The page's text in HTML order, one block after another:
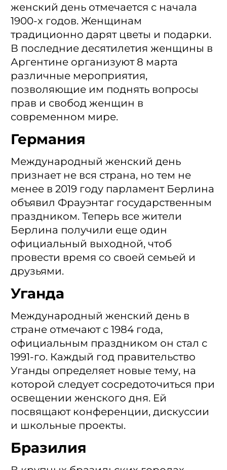
женский день отмечается с начала
1900-х годов. Женщинам
традиционно дарят цветы и подарки.
В последние десятилетия женщины в
Аргентине организуют 8 марта
различные мероприятия,
позволяющие им поднять вопросы
прав и свобод женщин в
современном мире.
Германия
Международный женский день
признает не вся страна, но тем не
менее в 2019 году парламент Берлина
объявил Фрауэнтаг государственным
праздником. Теперь все жители
Берлина получили еще один
официальный выходной, чтоб
провести время со своей семьей и
друзьями.
Уганда
Международный женский день в
стране отмечают с 1984 года,
официальным праздником он стал с
1991-го. Каждый год правительство
Уганды определяет новые тему, на
которой следует сосредоточиться при
освещении женского дня. Ей
посвящают конференции, дискуссии
и школьные проекты.
Бразилия